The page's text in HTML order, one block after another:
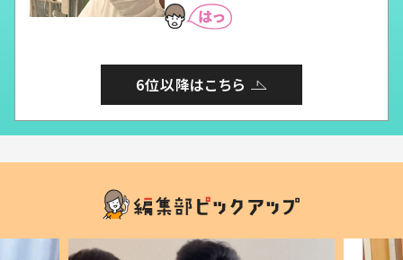
6位以降はこちら